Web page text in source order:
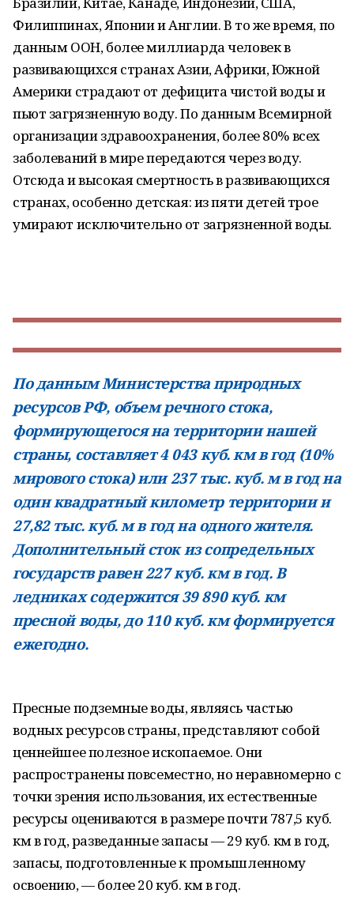
Филиппинах, Японии и Англии. В то же время, по
данным ООН, более миллиарда человек в
развивающихся странах Азии, Африки, Южной
Америки страдают от дефицита чистой воды и
пьют загрязненную воду. По данным Всемирной
организации здравоохранения, более 80% всех
заболеваний в мире передаются через воду.
Отсюда и высокая смертность в развивающихся
странах, особенно детская: из пяти детей трое
умирают исключительно от загрязненной воды.
По данным Министерства природных
ресурсов РФ, объем речного стока,
формирующегося на территории нашей
страны, составляет4 043 куб. км в год (10%
мирового стока) или 237 тыс. куб. м в год на
один квадратный километр территории и
27,82 тыс. куб. м в год на одного жителя.
Дополнительный сток из сопредельных
государств равен 227 куб. км в год. В
ледниках содержится 39 890 куб. км
пресной воды, до 110 куб. км формируется
ежегодно.
Пресные подземные воды, являясь частью
водных ресурсов страны, представляют собой
ценнейшее полезное ископаемое. Они
распространены повсеместно, но неравномерно с
точки зрения использования, их естественные
ресурсы оцениваются в размере почти 787,5 куб.
км в год, разведанные запасы — 29 куб. км в год,
запасы, подготовленные к промышленному
освоению, — более 20 куб. км в год.